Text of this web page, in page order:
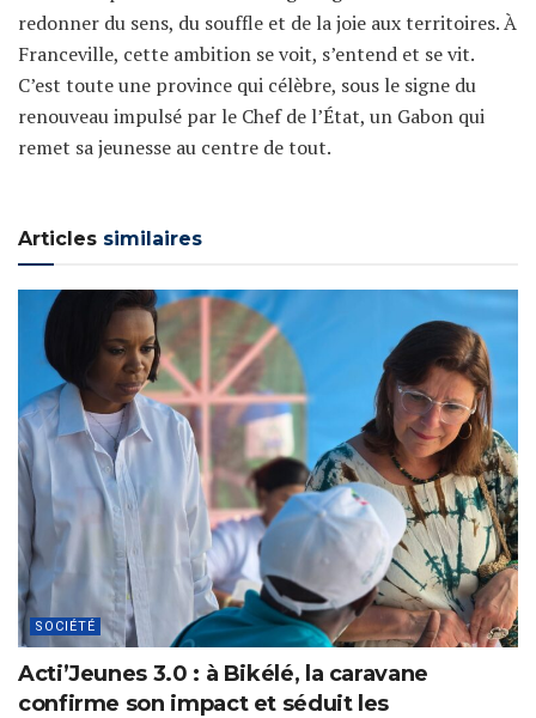
redonner du sens, du souffle et de la joie aux territoires. À
Franceville, cette ambition se voit, s’entend et se vit.
C’est toute une province qui célèbre, sous le signe du
renouveau impulsé par le Chef de l’État, un Gabon qui
remet sa jeunesse au centre de tout.
Articles similaires
SOCIÉTÉ
Acti’Jeunes 3.0 : à Bikélé, la caravane
confirme son impact et séduit les